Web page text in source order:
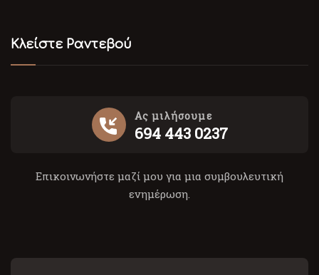
Κλείστε Ραντεβού
Ας μιλήσουμε
694 443 0237
Επικοινωνήστε μαζί μου για μια συμβουλευτική
ενημέρωση.